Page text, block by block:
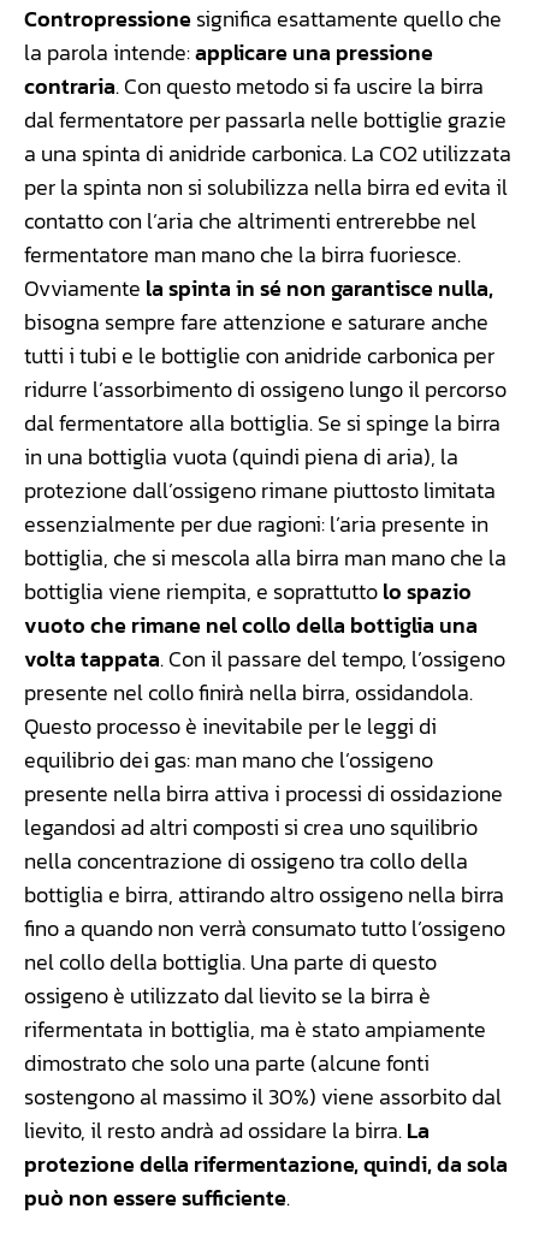
Contropressionesignifica esattamente quello che
la parola intende:applicare una pressione
contraria. Con questo metodo si fa uscire la birra
dal fermentatore per passarla nelle bottiglie grazie
a una spinta di anidride carbonica. La CO2 utilizzata
per la spinta non si solubilizza nella birra ed evita il
contatto con l’aria che altrimenti entrerebbe nel
fermentatore man mano che la birra fuoriesce.
Ovviamente la spinta in sé non garantisce nulla,
bisogna sempre fare attenzione e saturare anche
tutti i tubi e le bottiglie con anidride carbonica per
ridurre l’assorbimento di ossigeno lungo il percorso
dal fermentatore alla bottiglia. Se si spinge la birra
in una bottiglia vuota (quindi piena di aria), la
protezione dall’ossigeno rimane piuttosto limitata
essenzialmente per due ragioni: l’aria presente in
bottiglia, che si mescola alla birra man mano che la
bottiglia viene riempita, e soprattuttolo spazio
vuoto che rimane nel collo della bottiglia una
volta tappata. Con il passare del tempo, l’ossigeno
presente nel collo finirà nella birra, ossidandola.
Questo processo è inevitabile per le leggi di
equilibrio dei gas: man mano che l’ossigeno
presente nella birra attiva i processi di ossidazione
legandosi ad altri composti si crea uno squilibrio
nella concentrazione di ossigeno tra collo della
bottiglia e birra, attirando altro ossigeno nella birra
fino a quando non verrà consumato tutto l’ossigeno
nel collo della bottiglia. Una parte di questo
ossigeno è utilizzato dal lievito se la birra è
rifermentata in bottiglia, ma è stato ampiamente
dimostrato che solo una parte (alcune fonti
sostengono al massimo il 30%) viene assorbito dal
lievito, il resto andrà ad ossidare la birra.La
protezione della rifermentazione, quindi, da sola
può non essere sufficiente.